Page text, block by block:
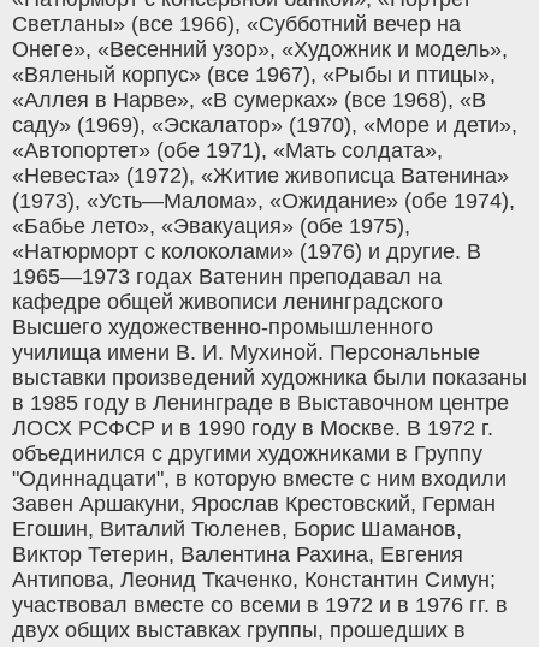
Светланы» (все 1966), «Субботний вечер на
Онеге», «Весенний узор», «Художник и модель»,
«Вяленый корпус» (все 1967), «Рыбы и птицы»,
«Аллея в Нарве», «В сумерках» (все 1968), «В
саду» (1969), «Эскалатор» (1970), «Море и дети»,
«Автопортет» (обе 1971), «Мать солдата»,
«Невеста» (1972), «Житие живописца Ватенина»
(1973), «Усть—Малома», «Ожидание» (обе 1974),
«Бабье лето», «Эвакуация» (обе 1975),
«Натюрморт с колоколами» (1976) и другие. В
1965—1973 годах Ватенин преподавал на
кафедре общей живописи ленинградского
Высшего художественно-промышленного
училища имени В. И. Мухиной. Персональные
выставки произведений художника были показаны
в 1985 году в Ленинграде в Выставочном центре
ЛОСХ РСФСР и в 1990 году в Москве. В 1972 г.
объединился с другими художниками в Группу
"Одиннадцати", в которую вместе с ним входили
Завен Аршакуни, Ярослав Крестовский, Герман
Егошин, Виталий Тюленев, Борис Шаманов,
Виктор Тетерин, Валентина Рахина, Евгения
Антипова, Леонид Ткаченко, Константин Симун;
участвовал вместе со всеми в 1972 и в 1976 гг. в
двух общих выставках группы, прошедших в